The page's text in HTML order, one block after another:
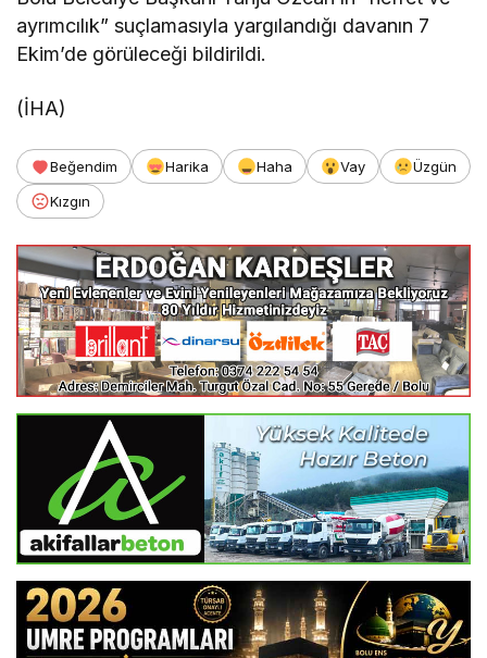
ayrımcılık” suçlamasıyla yargılandığı davanın 7
Ekim’de görüleceği bildirildi.
(İHA)
Beğendim Harika Haha Vay
Üzgün
Kızgın